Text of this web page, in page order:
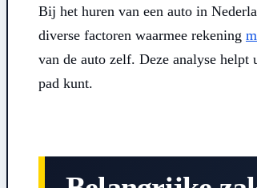
Bij het huren van een auto in
diverse factoren waarmee rekening
van de auto zelf. Deze analyse
pad kunt.